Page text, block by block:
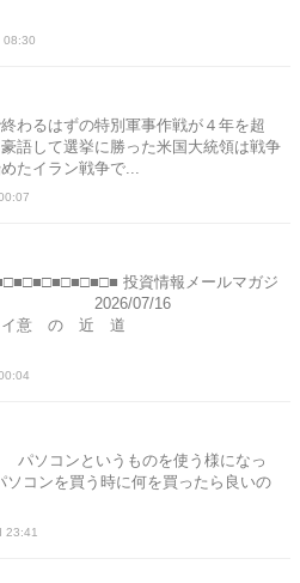
08:30
わるはずの特別軍事作戦が４年を超
語して選挙に勝った米国大統領は戦争
たイラン戦争で...
投資情報メールマガジ
07/16
道
ソコンというものを使う様になっ
コンを買う時に何を買ったら良いの
23:41